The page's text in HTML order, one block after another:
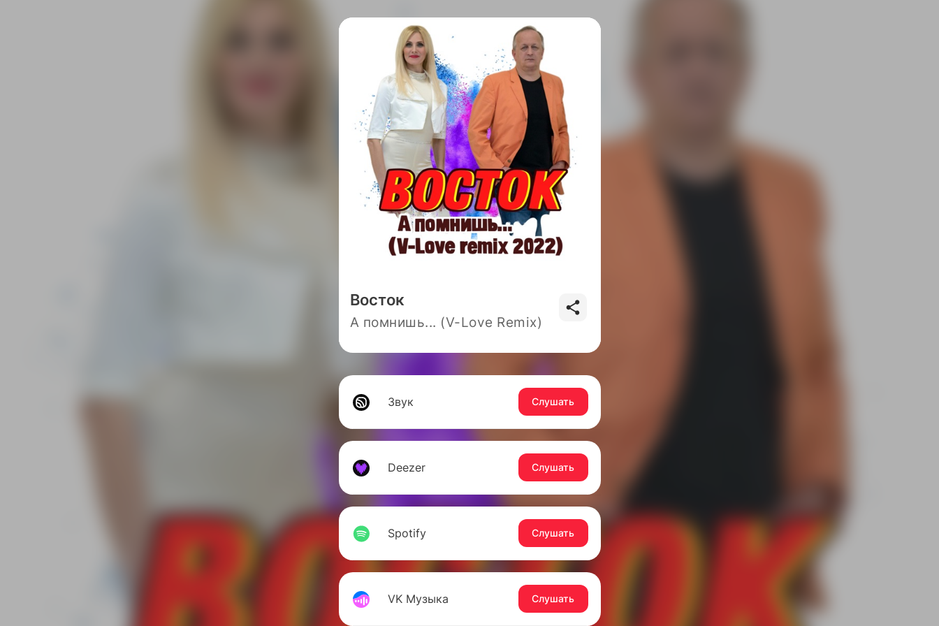
Восток
А помнишь... (V-Love Remix)
Звук Слушать
Deezer Слушать
Spotify Слушать
VK Музыка Слушать